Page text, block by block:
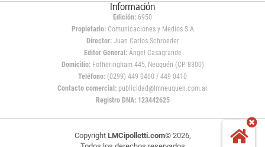
Información
Edición: 6950
Propietario:Comunicaciones y Medios S.A
Director: Juan Carlos Schroeder
Editor General:Ángel Casagrande
Domicilio:Fotheringham 445, Neuquén (CP 8300)
Teléfono: (0299) 449 0400 / 449 0410
Contacto comercial: publicidad@lmneuquen.com.ar
Registro DNA: 123442625
Copyright LMCipolletti.com© 2026,